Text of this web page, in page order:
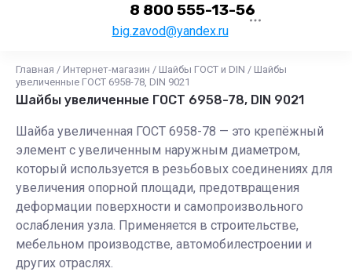
big.zavod@yandex.ru
8 800 555-13-56
Главная / Интернет-магазин / Шайбы ГОСТ и DIN / Шайбы
увеличенные ГОСТ 6958-78, DIN 9021
Шайбы увеличенные ГОСТ 6958-78, DIN 9021
Шайба увеличенная ГОСТ 6958-78 — это крепёжный
элемент с увеличенным наружным диаметром,
который используется в резьбовых соединениях для
увеличения опорной площади, предотвращения
деформации поверхности и самопроизвольного
ослабления узла. Применяется в строительстве,
мебельном производстве, автомобилестроении и
других отраслях.